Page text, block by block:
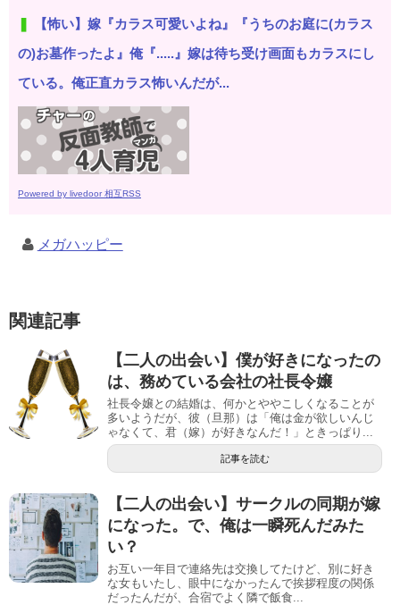
【怖い】嫁『カラス可愛いよね』『うちのお庭に(カラス
の)お墓作ったよ』俺『.....』嫁は待ち受け画面もカラスにし
ている。俺正直カラス怖いんだが...
Powered by livedoor 相互RSS
メガハッピー
関連記事
【二人の出会い】僕が好きになったの
は、務めている会社の社長令嬢
社長令嬢との結婚は、何かとややこしくなることが
多いようだが、彼（旦那）は「俺は金が欲しいんじ
ゃなくて、君（嫁）が好きなんだ！」ときっぱり...
記事を読む
【二人の出会い】サークルの同期が嫁
になった。で、俺は一瞬死んだみた
い？
お互い一年目で連絡先は交換してたけど、別に好き
な女もいたし、眼中になかったんで挨拶程度の関係
だったんだが、合宿でよく隣で飯食...